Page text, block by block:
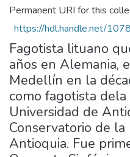
Permanent URI for this
https://hdl.handle.net/
Fagotista lituano
años en Alemania,
Medellín en la
como fagotista
Universidad de
Conservatorio de
Antioquia. Fue